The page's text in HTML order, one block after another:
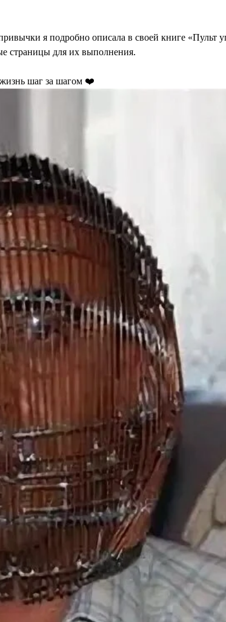
я подробно описала в своей книге «Пульт
страницы для их выполнения.
жизнь шаг за шагом ❤️